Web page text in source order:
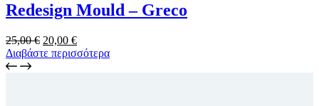
Redesign Mould – Greco
25,00€ Original
price
20,00 €Η
τρέχουσα
Διαβάστε περισσότερα